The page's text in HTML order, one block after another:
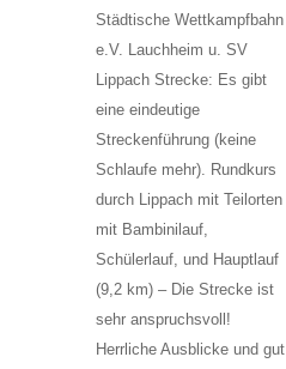
Städtische Wettkampfbahn
e.V. Lauchheim u. SV
Lippach Strecke: Es gibt
eine eindeutige
Streckenführung (keine
Schlaufe mehr). Rundkurs
durch Lippach mit Teilorten
mit Bambinilauf,
Schülerlauf, und Hauptlauf
(9,2 km) – Die Strecke ist
sehr anspruchsvoll!
Herrliche Ausblicke und gut